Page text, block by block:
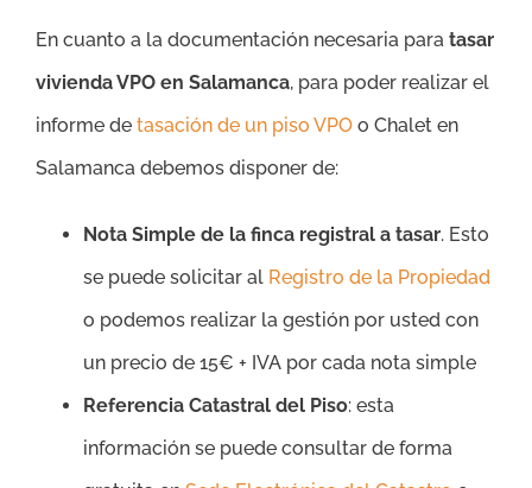
En cuanto a la documentación necesaria para tasar
vivienda VPO en Salamanca, para poder realizar el
informe de tasación de un piso VPO o Chalet en
Salamanca debemos disponer de:
Nota Simple de la finca registral a tasar. Esto
se puede solicitar al Registro de la Propiedad
o podemos realizar la gestión por usted con
un precio de 15€ + IVA por cada nota simple
Referencia Catastral del Piso: esta
información se puede consultar de forma